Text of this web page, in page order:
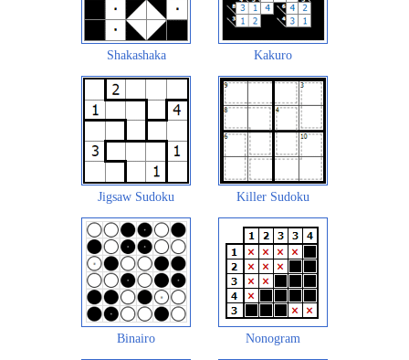
Shakashaka Kakuro
Jigsaw Sudoku Killer Sudoku
Binairo Nonogram